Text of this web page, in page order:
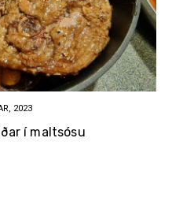
2022
í ólífuolíu